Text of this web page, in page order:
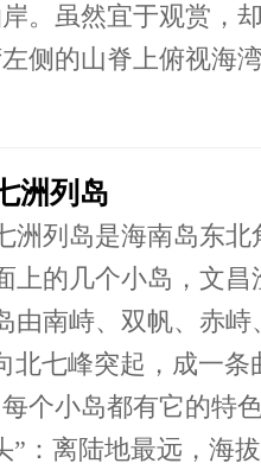
。虽然宜于观赏，
侧的山脊上俯视海
洲列岛
洲列岛是海南岛东
上的几个小岛，文
由南峙、双帆、赤
北七峰突起，成一
个小岛都有它的特
”：离陆地最远，海